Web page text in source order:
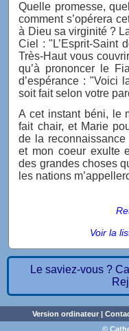
Quelle promesse,
comment s’opérera
à Dieu sa virginité ?
Ciel : "L’Esprit-Saint
Très-Haut vous
qu’à prononcer le
d’espérance : "Voici
soit fait selon votre
A cet instant béni, le
fait chair, et Marie
de la
et mon coeur exulte
des grandes choses
les nations
Voir la
Le saviez-vous ?
Version ordinateur|
©